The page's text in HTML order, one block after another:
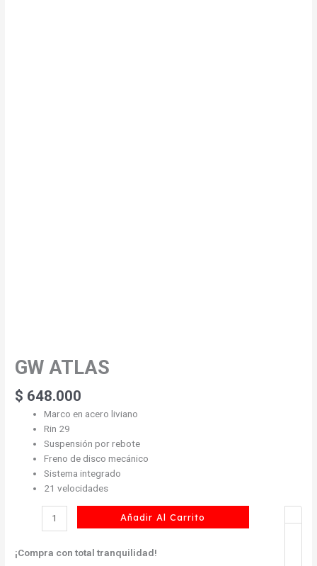
GW ATLAS
$ 648.000
Marco en acero liviano
Rin 29
Suspensión por rebote
Freno de disco mecánico
Sistema integrado
21 velocidades
GW
ATLAS
cantidad
Añadir Al Carrito
¡Compra con total tranquilidad!